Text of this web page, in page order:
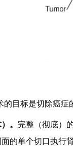
目标是切除癌
。 完整（彻底）
的单个切口执行